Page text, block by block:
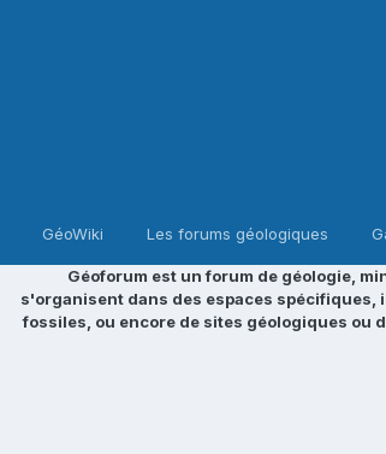
GéoWiki Les forums géologiques
Géoforum est un forum de géologie,
s'organisent dans des espaces spécifiques,
fossiles, ou encore de sites géologiques ou